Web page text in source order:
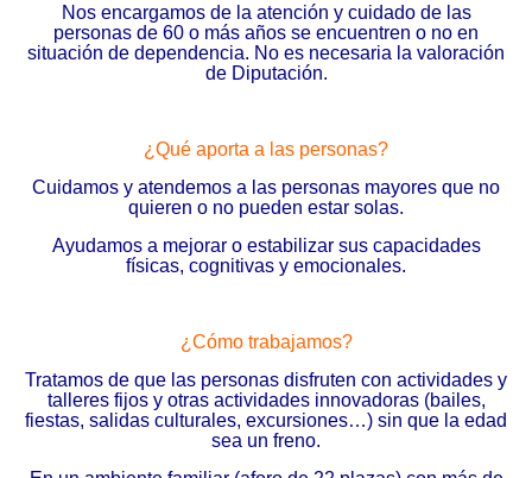
Nos encargamos de la atención y cuidado de las
personas de 60 o más años se encuentren o no en
situación de dependencia. No es necesaria la valoración
de Diputación.
¿Qué aporta a las personas?
Cuidamos y atendemos a las personas mayores que no
quieren o no pueden estar solas.
Ayudamos a mejorar o estabilizar sus capacidades
físicas, cognitivas y emocionales.
¿Cómo trabajamos?
Tratamos de que las personas disfruten con actividades y
talleres fijos y otras actividades innovadoras (bailes,
fiestas, salidas culturales, excursiones…) sin que la edad
sea un freno.